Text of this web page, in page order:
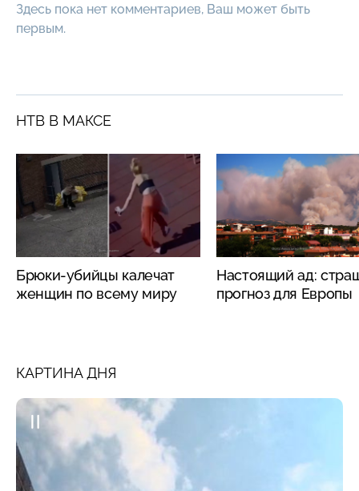
Здесь пока нет комментариев, Ваш может быть
первым.
НТВ В МАКСЕ
Брюки-убийцы калечат
женщин по всему миру
Настоящий ад:
прогноз для Европы
КАРТИНА ДНЯ